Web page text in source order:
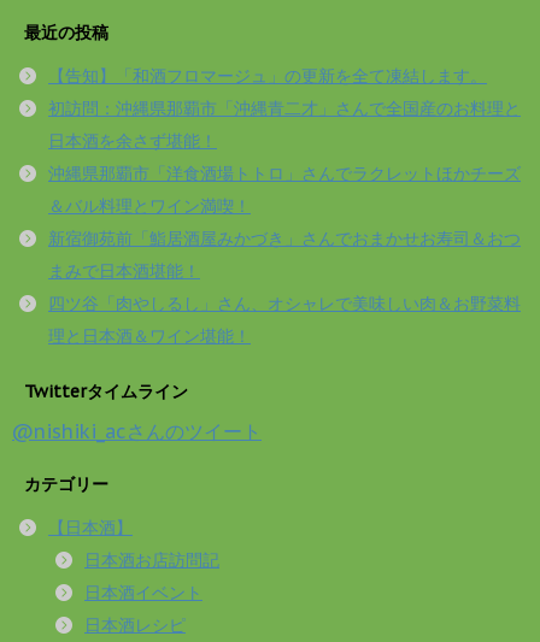
最近の投稿
【告知】「和酒フロマージュ」の更新を全て凍結します。
初訪問：沖縄県那覇市「沖縄青二才」さんで全国産のお料理と
日本酒を余さず堪能！
沖縄県那覇市「洋食酒場トトロ」さんでラクレットほかチーズ
＆バル料理とワイン満喫！
新宿御苑前「鮨居酒屋みかづき」さんでおまかせお寿司＆おつ
まみで日本酒堪能！
四ツ谷「肉やしるし」さん、オシャレで美味しい肉＆お野菜料
理と日本酒＆ワイン堪能！
Twitterタイムライン
@nishiki_acさんのツイート
カテゴリー
【日本酒】
日本酒お店訪問記
日本酒イベント
日本酒レシピ